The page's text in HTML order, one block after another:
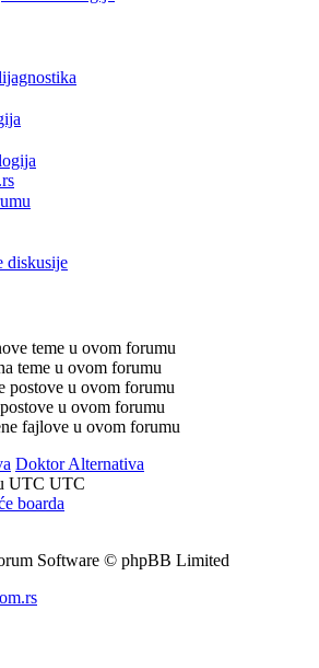
diskusije
teme u ovom forumu
teme u ovom forumu
postove u ovom forumu
u ovom forumu
fajlove u ovom forumu
Doktor Alternativa
UTC UTC
boarda
Software © phpBB Limited